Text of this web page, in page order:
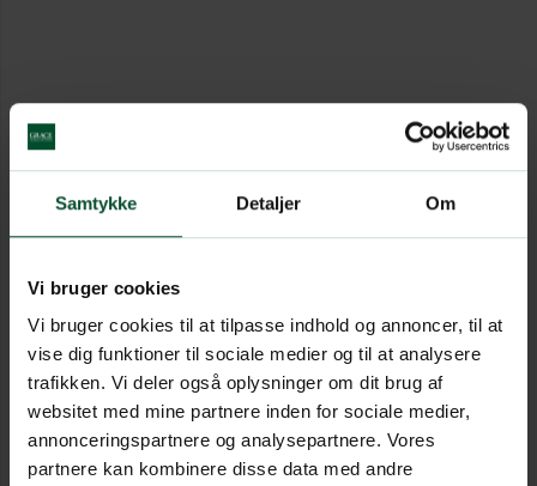
Samtykke Detaljer Om
Vi bruger cookies
Vi bruger cookies til at tilpasse indhold og annoncer, til at
vise dig funktioner til sociale medier og til at analysere
trafikken. Vi deler også oplysninger om dit brug af
websitet med mine partnere inden for sociale medier,
annonceringspartnere og analysepartnere. Vores
partnere kan kombinere disse data med andre